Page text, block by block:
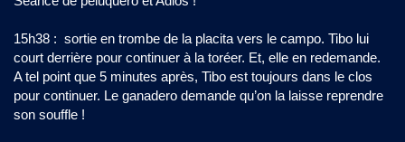
15h38 : sortie en trombe de la placita vers le campo. Tibo lui
court derrière pour continuer à la toréer. Et, elle en redemande.
A tel point que 5 minutes après, Tibo est toujours dans le clos
pour continuer. Le ganadero demande qu’on la laisse reprendre
son souffle !